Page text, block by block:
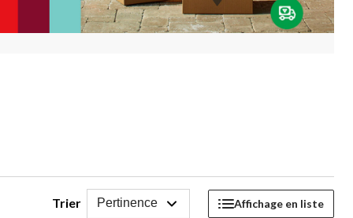
Trier Pertinence Affichage en liste